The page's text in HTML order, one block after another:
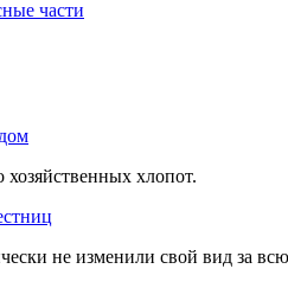
части
хлопот.
не изменили свой вид за